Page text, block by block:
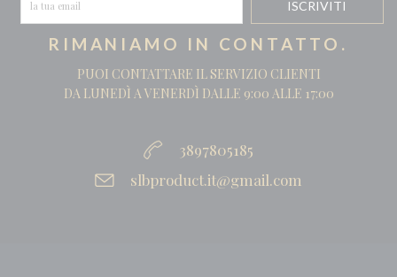
RIMANIAMO IN CONTATTO.
PUOI CONTATTARE IL SERVIZIO CLIENTI
DA LUNEDÌ A VENERDÌ DALLE 9:00 ALLE 17:00
3897805185
slbproduct.it@gmail.com